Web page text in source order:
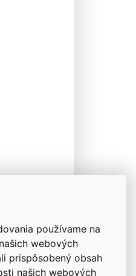
používame na
webových
prispôsobený obsah
našich webových